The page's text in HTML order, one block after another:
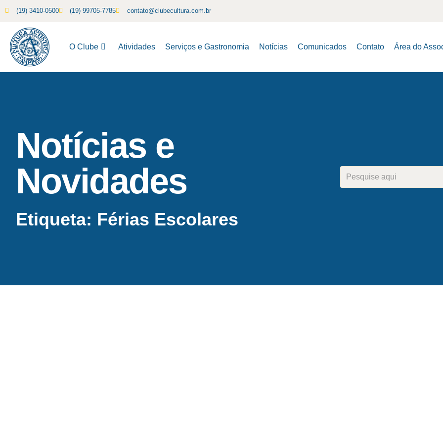
(19) 3410-0500 (19) 99705-7785 contato@clubecultura.com.br
O Clube Atividades Serviços e Gastronomia Notícias Comunicados Contato Área do
Notícias e
Novidades
Etiqueta: Férias Escolares